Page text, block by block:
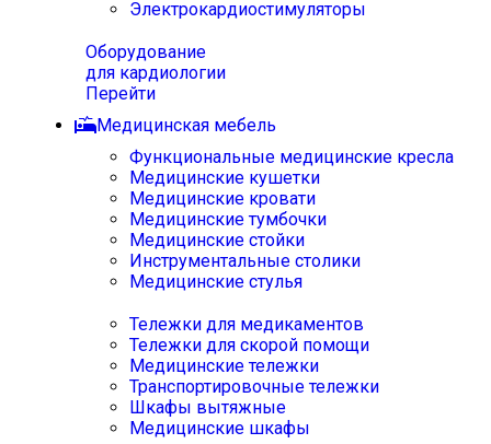
Электрокардиостимуляторы
Оборудование
для кардиологии
Перейти
Медицинская мебель
Функциональные медицинские кресла
Медицинские кушетки
Медицинские кровати
Медицинские тумбочки
Медицинские стойки
Инструментальные столики
Медицинские стулья
Тележки для медикаментов
Тележки для скорой помощи
Медицинские тележки
Транспортировочные тележки
Шкафы вытяжные
Медицинские шкафы